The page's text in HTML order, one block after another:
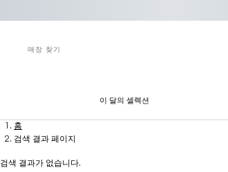
매장 찾기
이 달의 셀렉션
메인 콘텐츠
홈
검색 결과 페이지
검색 결과가 없습니다.